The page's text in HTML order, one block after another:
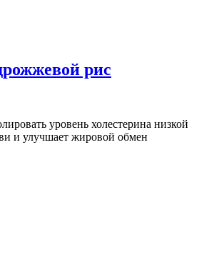
рис
уровень холестерина низкой
и улучшает жировой обмен